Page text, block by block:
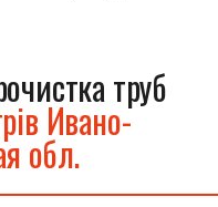
труб
Ивано-
обл.